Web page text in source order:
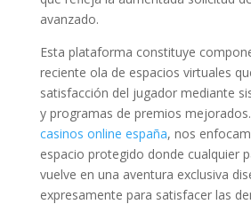
avanzado.
Esta plataforma constituye
reciente ola de espacios virtuales
satisfacción del jugador mediante
y programas de premios
casinos online españa, nos
espacio protegido donde cualquier
vuelve en una aventura exclusiva
expresamente para satisfacer las